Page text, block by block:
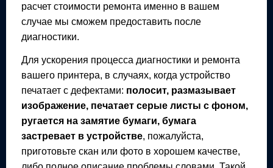
расчет стоимости ремонта именно в вашем
случае мы сможем предоставить после
диагностики.
Для ускорения процесса диагностики и ремонта
вашего принтера, в случаях, когда устройство
печатает с дефектами: полосит, размазывает
изображение, печатает серые листы с фоном,
ругается на замятие бумаги, бумага
застревает в устройстве, пожалуйста,
приготовьте скан или фото в хорошем качестве,